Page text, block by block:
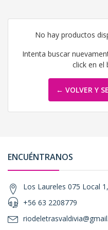
No hay productos
Intenta buscar
click en el
← VOLVER Y
ENCUÉNTRANOS
Los Laureles 075 Local
+56 63 2208779